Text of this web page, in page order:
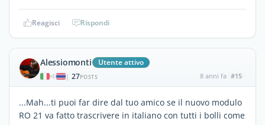
Reagisci Rispondi
Alessiomonti Utente attivo
| 27POSTS 8 anni fa #15
...Mah...ti puoi far dire dal tuo amico se il nuovo modulo
RO 21 va fatto trascrivere in italiano con tutti i bolli come